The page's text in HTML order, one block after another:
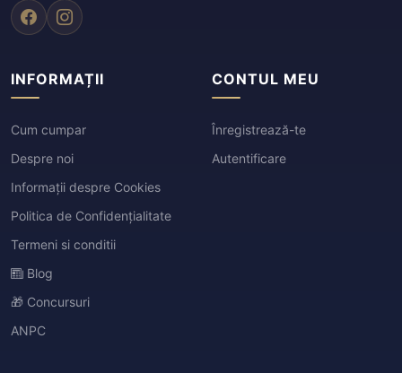
INFORMAȚII
Cum cumpar
Despre noi
Informații despre Cookies
Politica de Confidențialitate
Termeni si conditii
Blog
🎁 Concursuri
ANPC
CONTUL MEU
Înregistrează-te
Autentificare